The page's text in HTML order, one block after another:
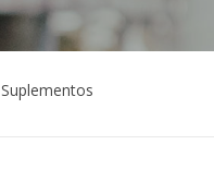
Suplementos